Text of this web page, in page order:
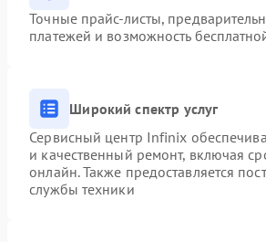
Точные прайс-листы,
платежей и возможность
Широкий спектр услуг
Сервисный центр Infinix
и качественный ремонт, включая
онлайн. Также предоставляется
службы техники